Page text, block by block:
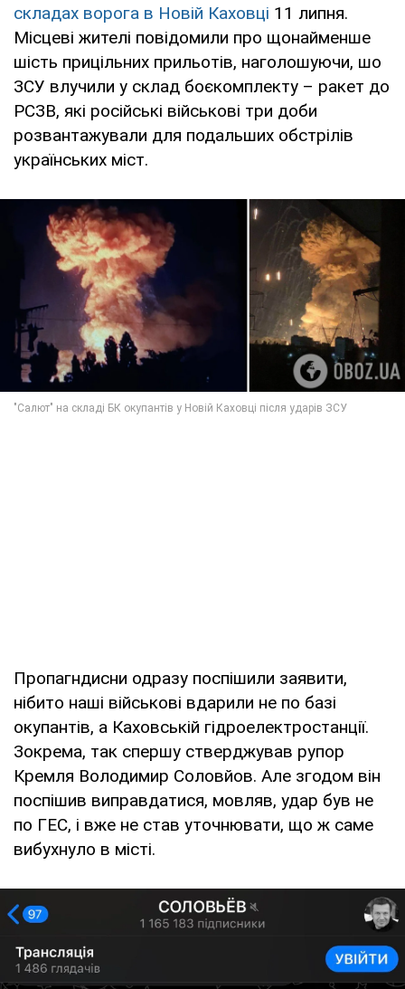
складах ворога в Новій Каховці 11 липня.
Місцеві жителі повідомили про щонайменше
шість прицільних прильотів, наголошуючи, шо
ЗСУ влучили у склад боєкомплекту – ракет до
РСЗВ, які російські військові три доби
розвантажували для подальших обстрілів
українських міст.
Пропагндисни одразу поспішили заявити,
нібито наші військові вдарили не по базі
окупантів, а Каховській гідроелектростанції.
Зокрема, так спершу стверджував рупор
Кремля Володимир Соловйов. Але згодом він
поспішив виправдатися, мовляв, удар був не
по ГЕС, і вже не став уточнювати, що ж саме
вибухнуло в місті.